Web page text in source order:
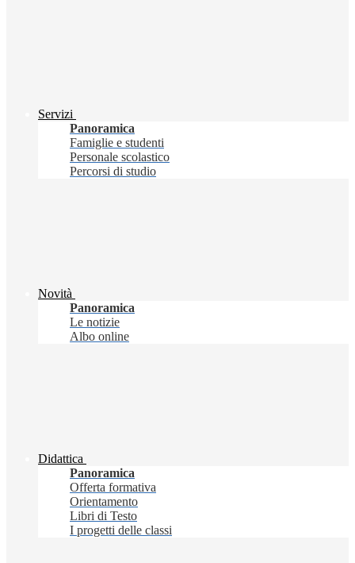
Servizi
Panoramica
Famiglie e studenti
Personale scolastico
Percorsi di studio
Novità
Panoramica
Le notizie
Albo online
Didattica
Panoramica
Offerta formativa
Orientamento
Libri di Testo
I progetti delle classi